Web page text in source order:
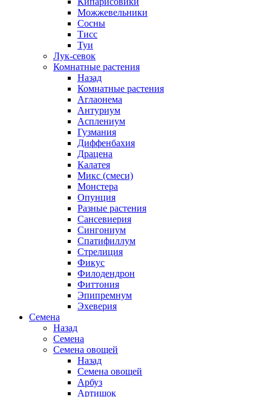
Можжевельники
Сосны
Тисс
Туи
Лук-севок
Комнатные растения
Назад
Комнатные растения
Аглаонема
Антуриум
Асплениум
Гузмания
Диффенбахия
Драцена
Калатея
Микс (смеси)
Монстера
Опунция
Разные растения
Сансевиерия
Сингониум
Спатифиллум
Стрелиция
Фикус
Филодендрон
Фиттония
Эпипремнум
Эхеверия
Семена
Назад
Семена
Семена овощей
Назад
Семена овощей
Арбуз
Артишок